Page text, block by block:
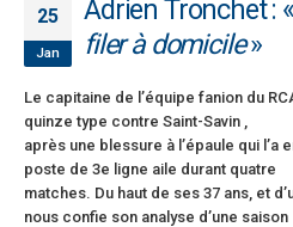
25
Jan
Adrien Tronchet : «
filer à domicile»
Le capitaine de l’équipe fanion du
quinze type contre Saint-Savin ,
après une blessure à l’épaule qui l’a
poste de 3e ligne aile durant quatre
matches. Du haut de ses 37 ans, et
nous confie son analyse d’une saison
25 avril 2026